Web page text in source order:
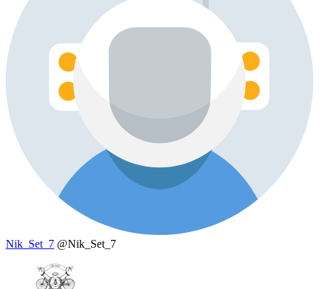
Nik_Set_7 @Nik_Set_7